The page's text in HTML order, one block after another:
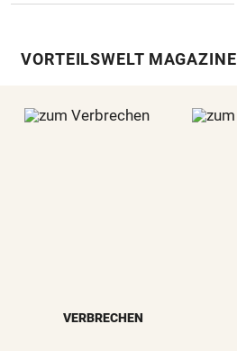
VORTEILSWELT MAGAZINE
VERBRECHEN